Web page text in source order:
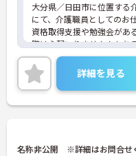
大分県／日田市に位置する
にて、介護職員としてのお
資格取得支援や勉強会があ
際は心配いりません！もち
の方も大歓迎です！資格
や経験のない方でも応募で
す！
ご興味ある方は面接ポイン
お気軽にお問い合わせくだ
詳細を見る
名称非公開 ※詳細はお問合せ